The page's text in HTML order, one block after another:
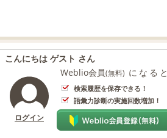
こんにちは ゲスト さん
ログイン
Weblio会員(無料) になると
検索履歴を保存できる！
語彙力診断の実施回数増加！